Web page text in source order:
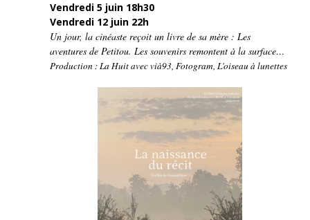
Vendredi 5 juin 18h30
Vendredi 12 juin 22h
Un jour, la cinéaste reçoit un livre de sa mère : Les
aventures de Petitou. Les souvenirs remontent à la surface…
Production : La Huit avec vià93, Fotogram, L’oiseau à lunettes